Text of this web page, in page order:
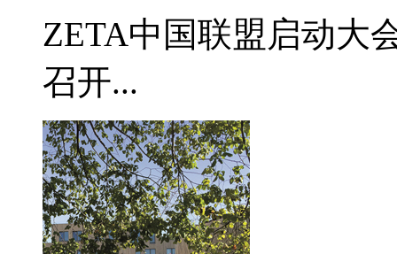
ZETA中国联盟启动大
召开...